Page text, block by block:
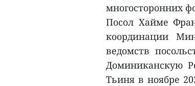
многосторонних
Посол Хайме
координации
ведомств
Доминиканскую
Тьиня в ноябре